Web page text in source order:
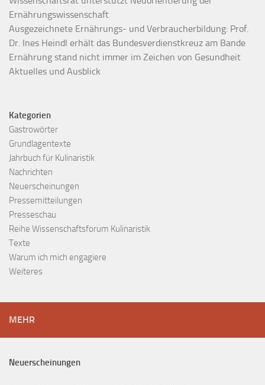
Ernährungswissenschaft
Ausgezeichnete Ernährungs- und Verbraucherbildung: Prof.
Dr. Ines Heindl erhält das Bundesverdienstkreuz am Bande
Ernährung stand nicht immer im Zeichen von Gesundheit
Aktuelles und Ausblick
Kategorien
Gastrowörter
Grundlagentexte
Jahrbuch für Kulinaristik
Nachrichten
Neuerscheinungen
Pressemitteilungen
Presseschau
Reihe Wissenschaftsforum Kulinaristik
Texte
Warum ich mich engagiere
Weiteres
MEHR
Neuerscheinungen